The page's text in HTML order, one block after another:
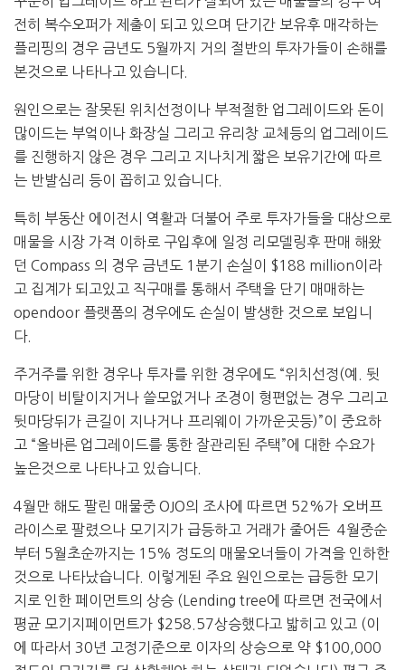
전히 복수오퍼가 제출이 되고 있으며 단기간 보유후 매각하는
플리핑의 경우 금년도 5월까지 거의 절반의 투자가들이 손해를
본것으로 나타나고 있습니다.
원인으로는 잘못된 위치선정이나 부적절한 업그레이드와 돈이
많이드는 부엌이나 화장실 그리고 유리창 교체등의 업그레이드
를 진행하지 않은 경우 그리고 지나치게 짧은 보유기간에 따르
는 반발심리 등이 꼽히고 있습니다.
특히 부동산 에이전시 역활과 더불어 주로 투자가들을 대상으로
매물을 시장 가격 이하로 구입후에 일정 리모델링후 판매 해왔
던 Compass 의 경우 금년도 1분기 손실이 $188 million이라
고 집계가 되고있고 직구매를 통해서 주택을 단기 매매하는
opendoor 플랫폼의 경우에도 손실이 발생한 것으로 보입니
다.
주거주를 위한 경우나 투자를 위한 경우에도 “위치선정(예. 뒷
마당이 비탈이지거나 쓸모없거나 조경이 형편없는 경우 그리고
뒷마당뒤가 큰길이 지나거나 프리웨이 가까운곳등)”이 중요하
고 “올바른 업그레이드를 통한 잘관리된 주택”에 대한 수요가
높은것으로 나타나고 있습니다.
4월만 해도 팔린 매물중 OJO의 조사에 따르면 52%가 오버프
라이스로 팔렸으나 모기지가 급등하고 거래가 줄어든 4월중순
부터 5월초순까지는 15% 정도의 매물오너들이 가격을 인하한
것으로 나타났습니다. 이렇게된 주요 원인으로는 급등한 모기
지로 인한 페이먼트의 상승 (Lending tree에 따르면 전국에서
평균 모기지페이먼트가 $258.57상승했다고 밟히고 있고 (이
에 따라서 30년 고정기준으로 이자의 상승으로 약 $100,000